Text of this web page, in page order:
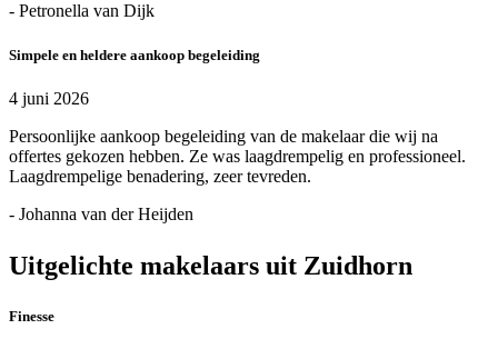
- Petronella van Dijk
Simpele en heldere aankoop begeleiding
4 juni 2026
Persoonlijke aankoop begeleiding van de makelaar die wij na
offertes gekozen hebben. Ze was laagdrempelig en professioneel.
Laagdrempelige benadering, zeer tevreden.
- Johanna van der Heijden
Uitgelichte makelaars uit Zuidhorn
Finesse